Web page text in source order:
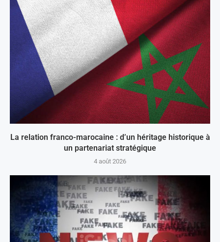
La relation franco-marocaine : d’un héritage historique à
un partenariat stratégique
4 août 2026